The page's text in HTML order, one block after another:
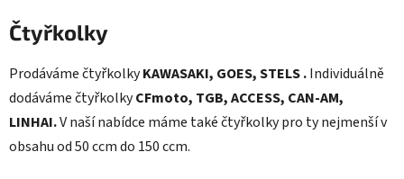
Čtyřkolky
Prodáváme čtyřkolkyKAWASAKI, GOES, STELS.Individuálně
dodáváme čtyřkolkyCFmoto, TGB, ACCESS, CAN-AM,
LINHAI.V naší nabídce máme také čtyřkolky pro ty nejmenší v
obsahu od 50 ccm do 150 ccm.